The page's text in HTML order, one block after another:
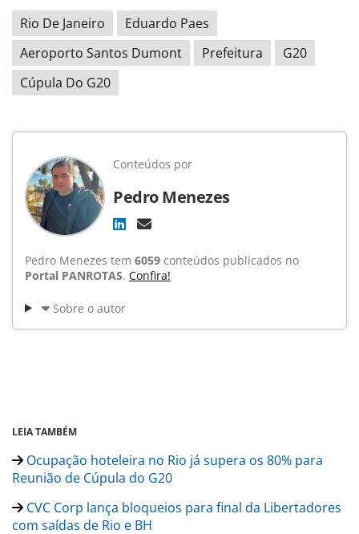
Rio De Janeiro
Eduardo Paes
Aeroporto Santos Dumont
Prefeitura
G20
Cúpula Do G20
Conteúdos por
Pedro Menezes
Pedro Menezes tem 6059 conteúdos publicados no
Portal PANROTAS. Confira!
Sobre o autor
LEIA TAMBÉM
Ocupação hoteleira no Rio já supera os 80% para
Reunião de Cúpula do G20
CVC Corp lança bloqueios para final da Libertadores
com saídas de Rio e BH